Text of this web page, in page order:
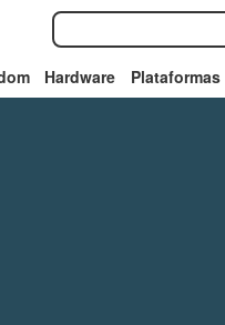
Hardware Plataformas